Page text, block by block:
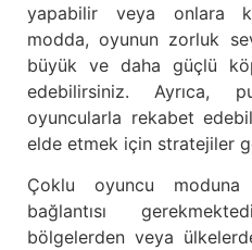
yapabilir veya onlara
modda, oyunun zorluk
büyük ve daha güçlü
edebilirsiniz. Ayrıca,
oyuncularla rekabet
elde etmek için stratejiler
Çoklu oyuncu
bağlantısı
bölgelerden veya